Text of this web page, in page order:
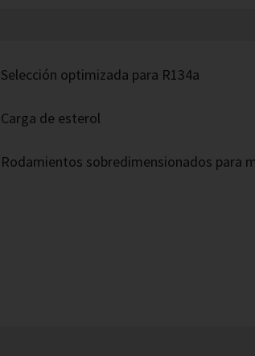
Selección optimizada para R134a
Carga de esterol
Rodamientos sobredimensionados para